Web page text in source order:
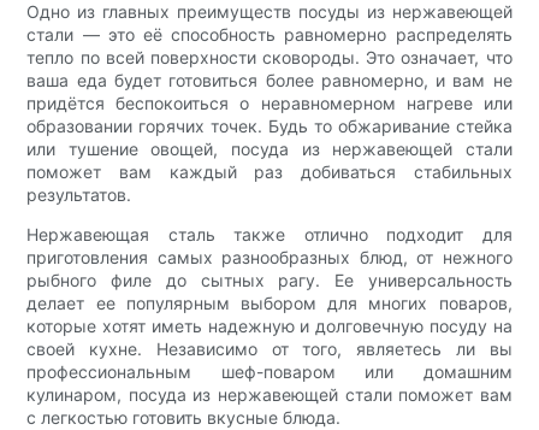
Одно из главных преимуществ посуды из нержавеющей
стали — это её способность равномерно распределять
тепло по всей поверхности сковороды. Это означает, что
ваша еда будет готовиться более равномерно, и вам не
придётся беспокоиться о неравномерном нагреве или
образовании горячих точек. Будь то обжаривание стейка
или тушение овощей, посуда из нержавеющей стали
поможет вам каждый раз добиваться стабильных
результатов.
Нержавеющая сталь также отлично подходит для
приготовления самых разнообразных блюд, от нежного
рыбного филе до сытных рагу. Ее универсальность
делает ее популярным выбором для многих поваров,
которые хотят иметь надежную и долговечную посуду на
своей кухне. Независимо от того, являетесь ли вы
профессиональным шеф-поваром или домашним
кулинаром, посуда из нержавеющей стали поможет вам
с легкостью готовить вкусные блюда.